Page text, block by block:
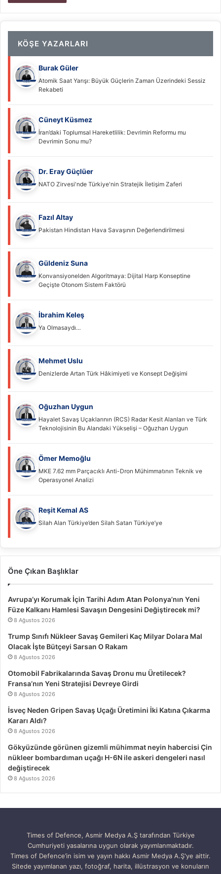
KÖŞE YAZARLARI
Burak Güler
Atomik Saat Yarışı: Büyük Güçlerin Zaman Üzerindeki Sessiz
Rekabeti
Cüneyt Küsmez
İran’daki Toplumsal Hareketlilik: Devrimin Reformu mu
Devrimin Sonu mu?
Dr. Eray Güçlüer
NATO Zirvesi'nde Türkiye'nin Stratejik İletişim Zaferi
Fazıl Altay
Pakistan Hindistan Hava Savaşının Değerlendirilmesi
Güldeniz Suna
Konvansiyonelden Algoritmaya: Dijital Harp Konseptine
Geçişte Otonom Sistem Faktörü
İbrahim Keleş
Ya Olmasaydı…
Mehmet Uslu
Denizlerde Artan Türk Hâkimiyeti ve Konsept Değişimi
Oğuzhan Uygun
Hayalet Savaş Uçaklarının (RCS) Radar Kesit Alanları ve Türk
Teknolojisinin Bu Alandaki Yükselişi – Oğuzhan Uygun
Ömer Memoğlu
MKE 7.62 mm Parçacıklı Anti-Dron Mühimmatının Teknik ve
Operasyonel Analizi
Reşit Kemal AS
Silah Alan Türkiye’den Silah Satan Türkiye’ye
Öne Çıkan Başlıklar
Avrupa’yı Korumak İçin Tarihi Adım Atan Polonya’nın Yeni
Füze Kalkanı Hamlesi Savaşın Dengesini Değiştirecek mi?
8 Ağustos 2026
Trump Sınıfı Nükleer Savaş Gemileri Kaç Milyar Dolara Mal
Olacak İşte Bütçeyi Sarsan O Rakam
8 Ağustos 2026
Otomobil Fabrikalarında Savaş Dronu mu Üretilecek?
Fransa’nın Yeni Stratejisi Devreye Girdi
8 Ağustos 2026
İsveç Neden Gripen Savaş Uçağı Üretimini İki Katına Çıkarma
Kararı Aldı?
8 Ağustos 2026
Gökyüzünde görünen gizemli mühimmat neyin habercisi Çin
nükleer bombardıman uçağı H-6N ile askeri dengeleri nasıl
değiştirecek
8 Ağustos 2026
Times of Defence, Asmir Medya A.Ş tarafından Türkiye
Cumhuriyeti yasalarına uygun olarak yayımlanmaktadır.
Times of Defence’in isim ve yayın hakkı Asmir Medya A.Ş'ye aittir.
Sitede yayımlanan yazı, fotoğraf, harita, illüstrasyon ve konuların